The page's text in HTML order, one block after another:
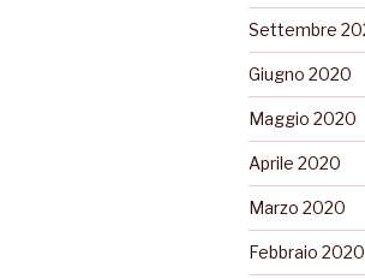
Settembre
Giugno 2020
Maggio 2020
Aprile 2020
Marzo 2020
Febbraio 2020